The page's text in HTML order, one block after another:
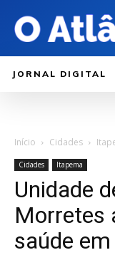
JORNAL DIGITAL
Início Cidades
Cidades Itapema
Unidade
Morretes
saúde